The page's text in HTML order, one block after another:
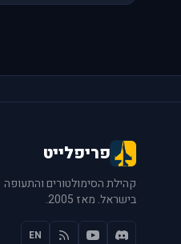
פריפלייט
קהילת הסימולטורים והתעופה
בישראל. מאז 2005.
EN